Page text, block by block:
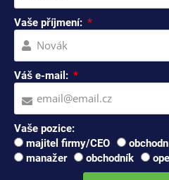
Vaše příjmení:
Váš e-mail:
Vaše pozice:
majitel firmy/CEO
manažer
obchodník